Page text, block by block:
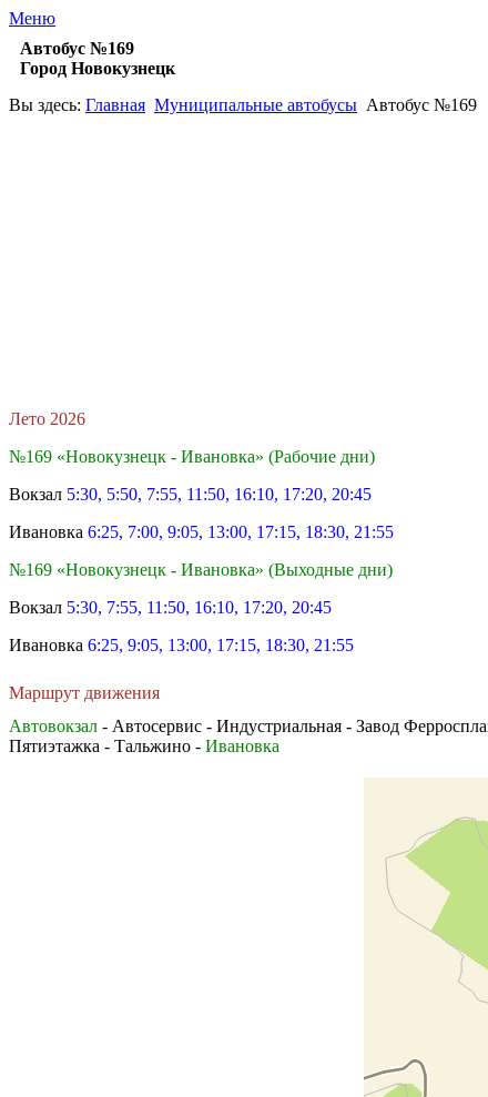
Меню
Автобус №169
Город Новокузнецк
Вы здесь: Главная Муниципальные автобусы Автобус №169
Лето 2026
№169 «Новокузнецк - Ивановка» (Рабочие дни)
Вокзал 5:30, 5:50, 7:55, 11:50, 16:10, 17:20, 20:45
Ивановка 6:25, 7:00, 9:05, 13:00, 17:15, 18:30, 21:55
№169 «Новокузнецк - Ивановка» (Выходные дни)
Вокзал 5:30, 7:55, 11:50, 16:10, 17:20, 20:45
Ивановка 6:25, 9:05, 13:00, 17:15, 18:30, 21:55
Маршрут движения
Автовокзал - Автосервис - Индустриальная - Завод
Пятиэтажка - Тальжино - Ивановка